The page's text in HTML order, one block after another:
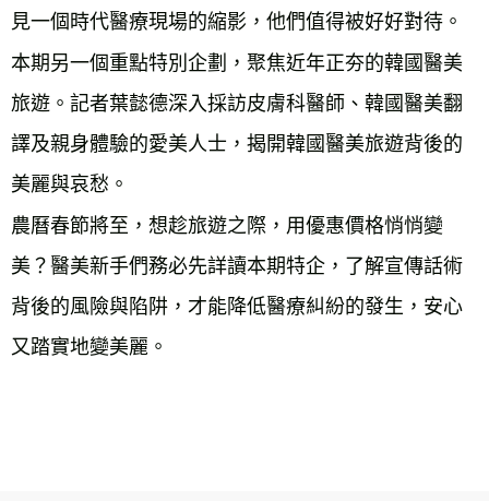
見一個時代醫療現場的縮影，他們值得被好好對待。
本期另一個重點特別企劃，聚焦近年正夯的韓國醫美
旅遊。記者葉懿德深入採訪皮膚科醫師、韓國醫美翻
譯及親身體驗的愛美人士，揭開韓國醫美旅遊背後的
美麗與哀愁。
農曆春節將至，想趁旅遊之際，用優惠價格悄悄變
美？醫美新手們務必先詳讀本期特企，了解宣傳話術
背後的風險與陷阱，才能降低醫療糾紛的發生，安心
又踏實地變美麗。